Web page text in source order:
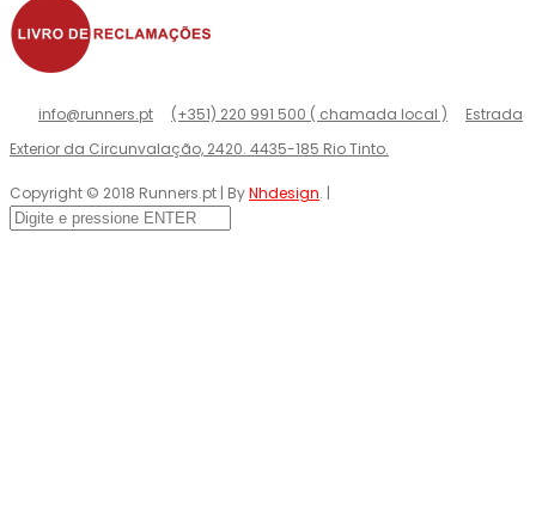
info@runners.pt (+351) 220 991 500 ( chamada local )
Estrada
Exterior da Circunvalação, 2420. 4435-185 Rio Tinto.
Copyright © 2018 Runners.pt | ByNhdesign. |